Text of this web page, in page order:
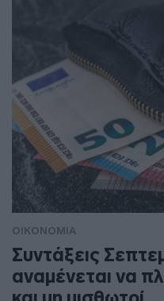
ΟΙΚΟΝΟΜΙΑ
Συντάξεις
αναμένεται να